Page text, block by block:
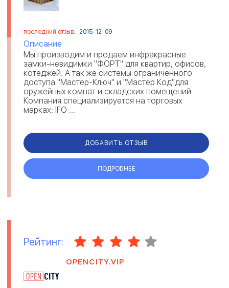
последний отзыв: 2015-12-09
Описание
Мы производим и продаем инфракрасные
замки-невидимки "ФОРТ" для квартир, офисов,
котеджей. А так же системы ограниченного
доступа "Мастер-Ключ" и "Мастер Код"для
оружейных комнат и складских помещений.
Компания специализируется на торговых
марках: IFO ...
ДОБАВИТЬ ОТЗЫВ
ПОДРОБНЕЕ
Рейтинг:
OPENCITY.VIP